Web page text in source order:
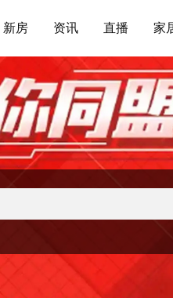
新房 资讯 直播 家